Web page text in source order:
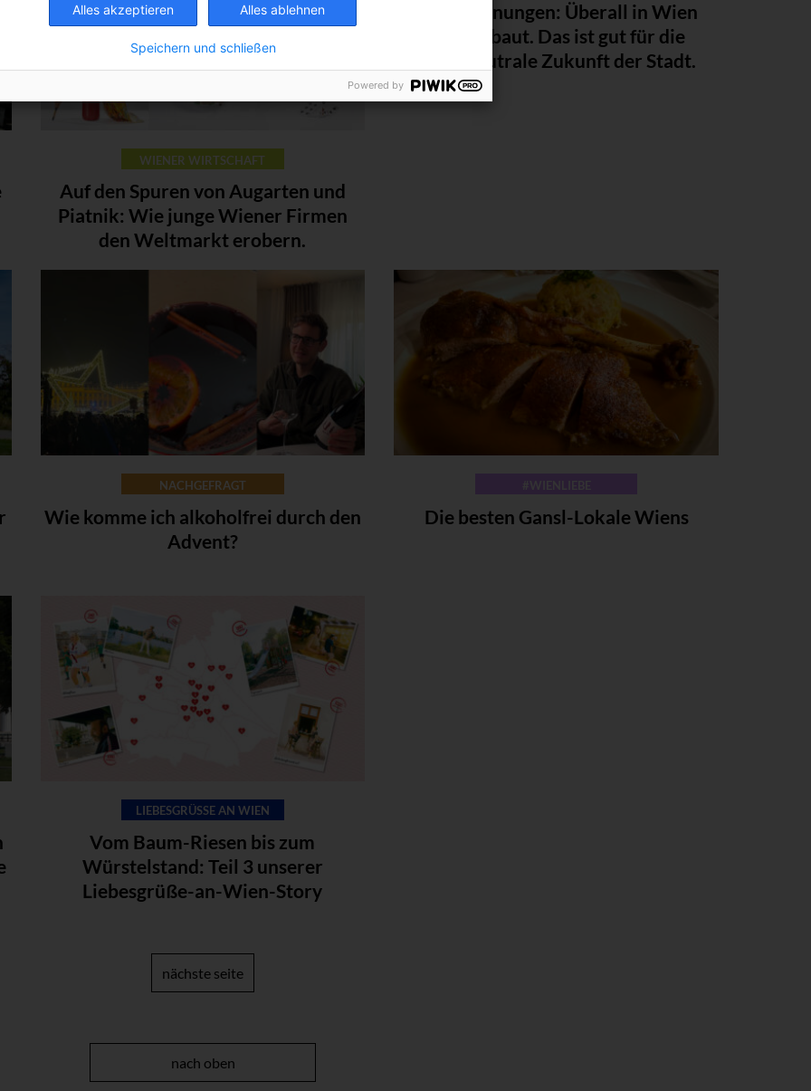
WIENER WIRTSCHAFT
Auf den Spuren von Augarten und
Piatnik: Wie junge Wiener Firmen
den Weltmarkt erobern.
und Wohnungen: Überall in Wien
wird gebaut. Das ist gut für die
klimaneutrale Zukunft der Stadt.
NACHGEFRAGT
Wie komme ich alkoholfrei durch den
Advent?
Die besten Gansl-Lokale Wiens
LIEBESGRÜSSE AN WIEN
Vom Baum-Riesen bis zum
Würstelstand: Teil 3 unserer
Liebesgrüße-an-Wien-Story
nächste seite
nach oben
Alles akzeptieren Alles ablehnen
Speichern und schließen
Powered by